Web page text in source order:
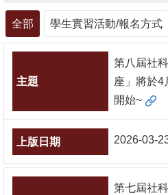
學
術
位
研
究
消
息
全部 學生實習活動/報名方式
第八屆社
座」將於4
開始~
2026-03-
第七屆社